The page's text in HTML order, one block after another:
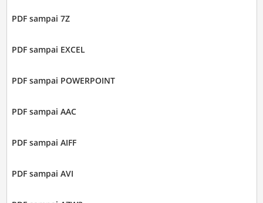
PDF sampai 7Z
PDF sampai EXCEL
PDF sampai POWERPOINT
PDF sampai AAC
PDF sampai AIFF
PDF sampai AVI